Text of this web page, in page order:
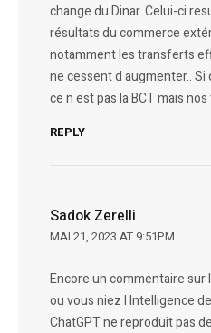
change du Dinar. Celui-ci
résultats du commerce
notamment les transferts
ne cessent d augmenter..
ce n est pas la BCT mais
REPLY
Sadok Zerelli
MAI 21, 2023 AT 9:51PM
Encore un commentaire
ou vous niez l Intelligence
ChatGPT ne reproduit pas